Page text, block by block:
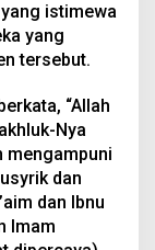
istimewa
yang
tersebut.
“Allah
Nya
mengampuni
dan
dan Ibnu
Imam